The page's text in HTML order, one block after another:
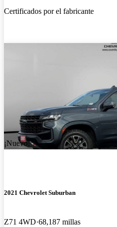
Certificados por el fabricante
¡Nuevo!
2021 Chevrolet Suburban
Z71 4WD 68,187 millas